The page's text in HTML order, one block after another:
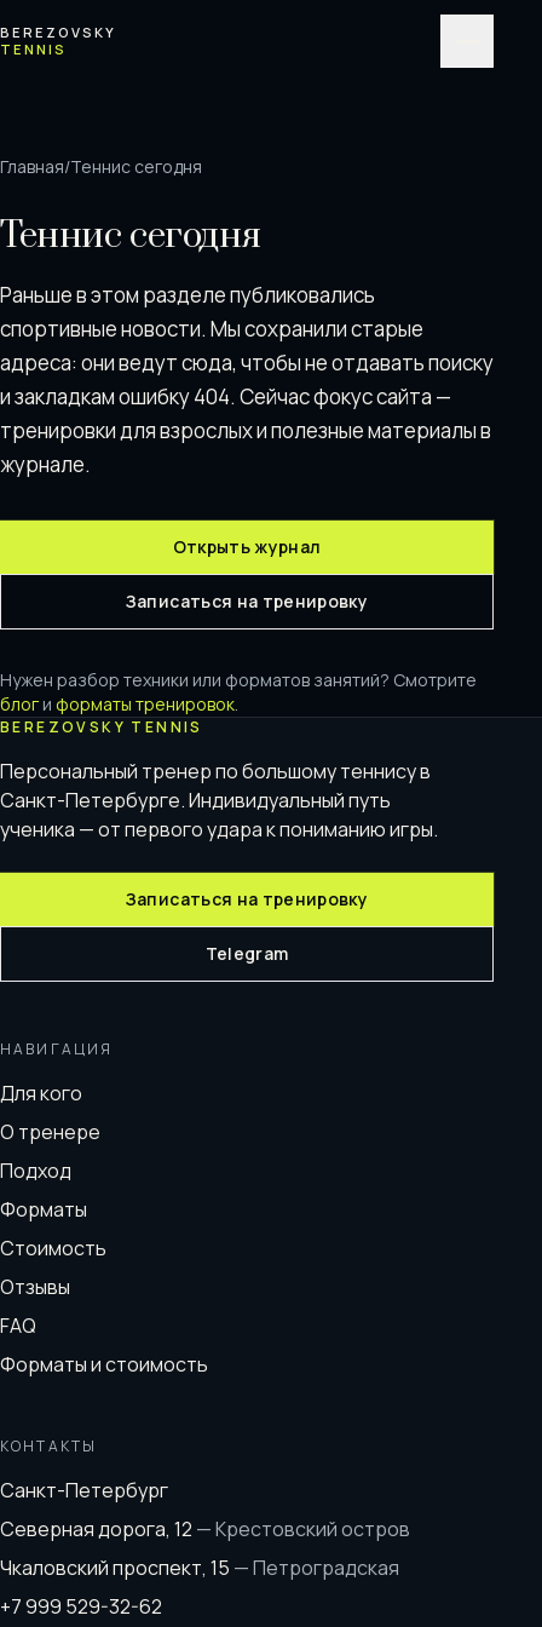
BEREZOVSKY
TENNIS
Главная/Теннис сегодня
Теннис сегодня
Раньше в этом разделе публиковались
спортивные новости. Мы сохранили старые
адреса: они ведут сюда, чтобы не отдавать поискy
и закладкам ошибку 404. Сейчас фокус сайта —
тренировки для взрослых и полезные материалы в
журнале.
Открыть журнал
Записаться на тренировку
Нужен разбор техники или форматов занятий? Смотрите
блог и форматы тренировок.
BEREZOVSKY TENNIS
Персональный тренер по большому теннису в
Санкт-Петербурге. Индивидуальный путь
ученика — от первого удара к пониманию игры.
Записаться на тренировку
Telegram
НАВИГАЦИЯ
Для кого
О тренере
Подход
Форматы
Стоимость
Отзывы
FAQ
Форматы и стоимость
КОНТАКТЫ
Санкт-Петербург
Северная дорога, 12 —Крестовский остров
Чкаловский проспект, 15 —Петроградская
+7 999 529-32-62